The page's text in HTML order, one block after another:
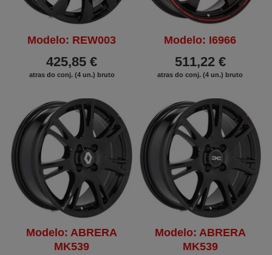
Modelo: REW003
425,85 €
atras do conj. (4 un.) bruto
Modelo: I6966
511,22 €
atras do conj. (4 un.) bruto
Modelo: ABRERA
MK539
Modelo: ABRERA
MK539